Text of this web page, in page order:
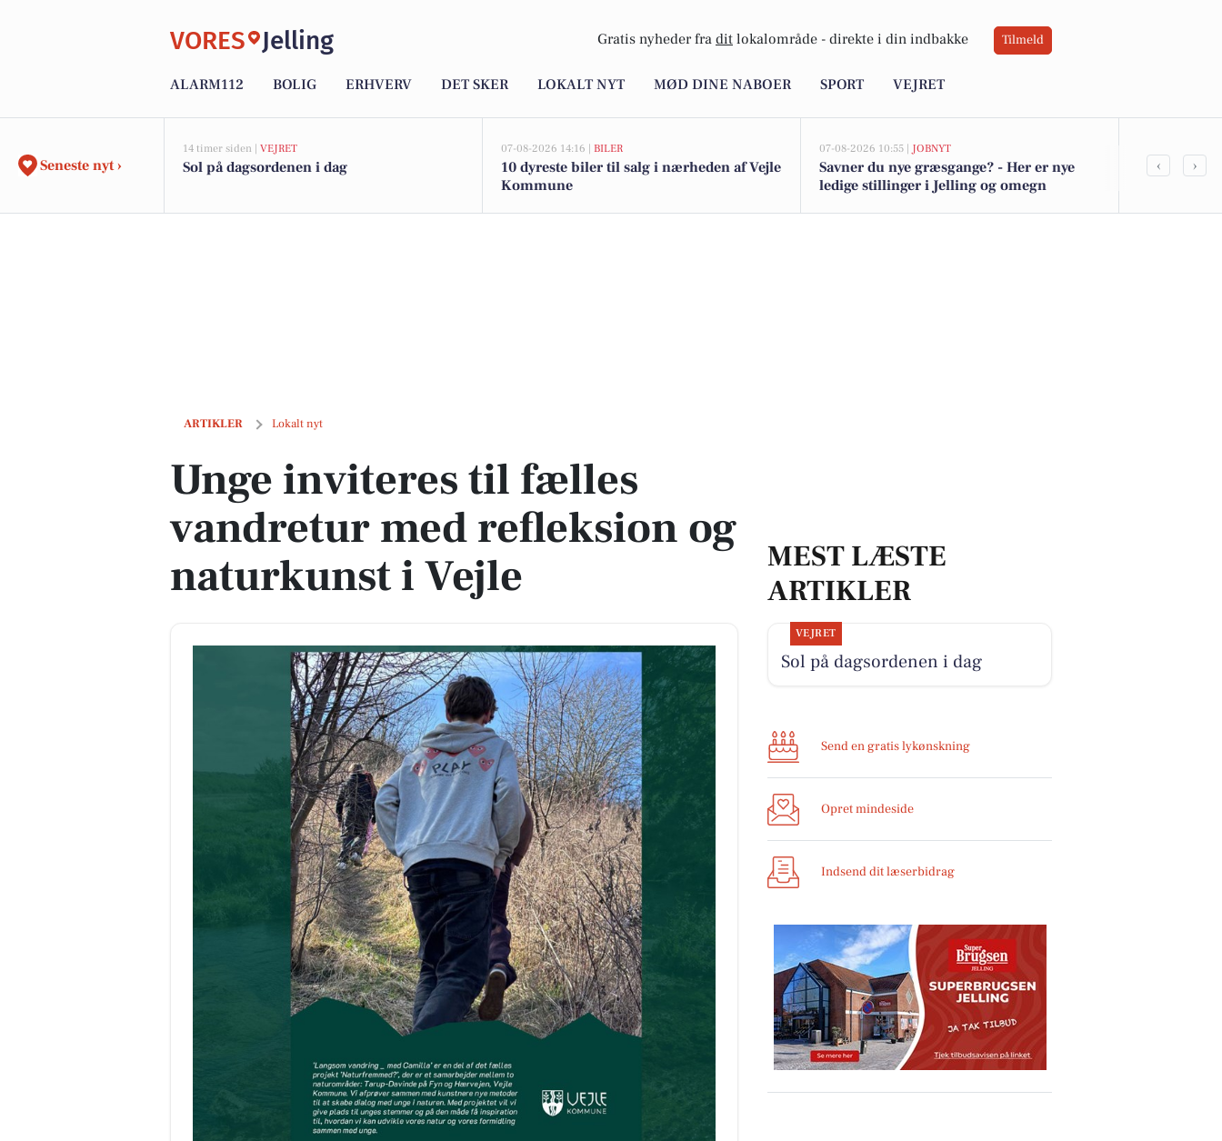
VORES Jelling Gratis nyheder fra dit lokalområde - direkte i din indbakke Tilmeld
ALARM112 BOLIG ERHVERV DET SKER LOKALT NYT MØD DINE NABOER SPORT VEJRET
Seneste nyt ›
14 timer siden | VEJRET
Sol på dagsordenen i dag
07-08-2026 14:16 | BILER
10 dyreste biler til salg i nærheden af Vejle
Kommune
07-08-2026 10:55 | JOBNYT
Savner du nye græsgange? - Her er nye
ledige stillinger i Jelling og omegn
Grøn
‹ ›
ARTIKLER Lokalt nyt
Unge inviteres til fælles vandretur med refleksion og naturkunst i Vejle
Unge inviteres til fælles
vandretur med refleksion og
naturkunst i Vejle
MEST LÆSTE
ARTIKLER
VEJRET
Sol på dagsordenen i dag
Send en gratis lykønskning
Opret mindeside
Indsend dit læserbidrag